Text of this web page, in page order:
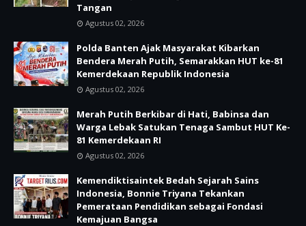
Tangan
Agustus 02, 2026
Polda Banten Ajak Masyarakat Kibarkan
Bendera Merah Putih, Semarakkan HUT ke-81
Kemerdekaan Republik Indonesia
Agustus 02, 2026
Merah Putih Berkibar di Hati, Babinsa dan
Warga Lebak Satukan Tenaga Sambut HUT Ke-
81 Kemerdekaan RI
Agustus 02, 2026
Kemendiktisaintek Bedah Sejarah Sains
Indonesia, Bonnie Triyana Tekankan
Pemerataan Pendidikan sebagai Fondasi
Kemajuan Bangsa